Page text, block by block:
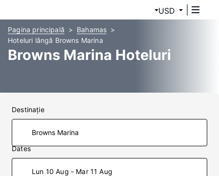
USD
Pagina principală
Bahamas
Hoteluri lângă Browns Marina
Browns Marina Hoteluri
Destinaţie
Dates
Lun 10 Aug - Mar 11 Aug